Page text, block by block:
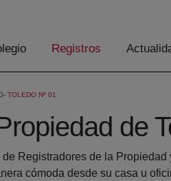
Registros
TOLEDO Nº 01
de
Registradores de la
cómoda desde su casa u